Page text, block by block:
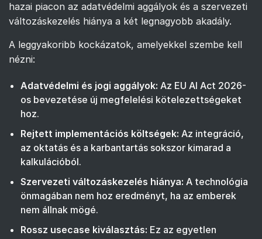
hazai piacon az adatvédelmi aggályok és a szervezeti
változáskezelés hiánya a két legnagyobb akadály.
A leggyakoribb kockázatok, amelyekkel szembe kell
nézni:
Adatvédelmi és jogi aggályok: Az EU AI Act 2026-
os bevezetése új megfelelési kötelezettségeket
hoz.
Rejtett implementációs költségek: Az integráció,
az oktatás és a karbantartás sokszor kimarad a
kalkulációból.
Szervezeti változáskezelés hiánya: A technológia
önmagában nem hoz eredményt, ha az emberek
nem állnak mögé.
Rossz usecase kiválasztás: Ez az egyetlen